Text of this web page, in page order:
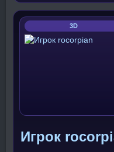
3D
Игрок